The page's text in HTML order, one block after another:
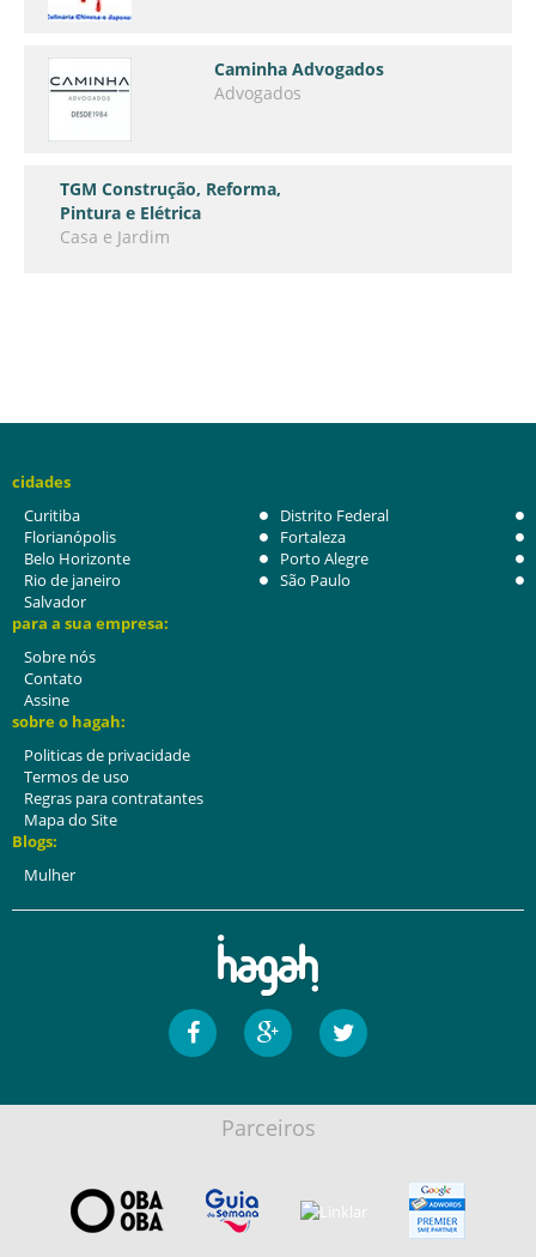
Caminha Advogados
Advogados
TGM Construção, Reforma,
Pintura e Elétrica
Casa e Jardim
cidades
Curitiba
Distrito Federal
Florianópolis
Fortaleza
Belo Horizonte
Porto Alegre
Rio de janeiro
São Paulo
Salvador
para a sua empresa:
Sobre nós
Contato
Assine
sobre o hagah:
Politicas de privacidade
Termos de uso
Regras para contratantes
Mapa do Site
Blogs:
Mulher
Parceiros